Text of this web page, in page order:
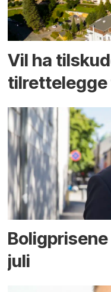
Vil ha
tilrettelegge
juli